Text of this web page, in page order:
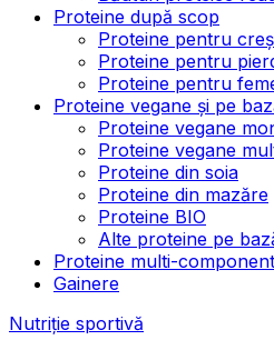
Proteine după scop
Proteine pentru
Proteine pentru
Proteine pentru
Proteine vegane și pe
Proteine vegane
Proteine vegane
Proteine din soia
Proteine din mazăre
Proteine BIO
Alte proteine pe
Proteine multi-
Gainere
Nutriție sportivă